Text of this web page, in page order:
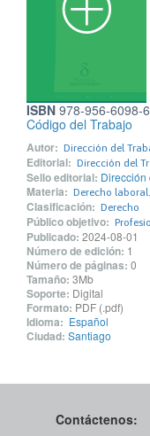
ISBN 978-956-6098-
Código del Trabajo
Autor: Dirección del
Editorial: Dirección del
Sello editorial: Dirección
Materia: Derecho
Clasificación: Derecho
Público objetivo:
Publicado: 2024-08-01
Número de edición: 1
Número de páginas: 0
Tamaño: 3Mb
Soporte: Digital
Formato: PDF (.pdf)
Idioma: Español
Ciudad: Santiago
Contáctenos: